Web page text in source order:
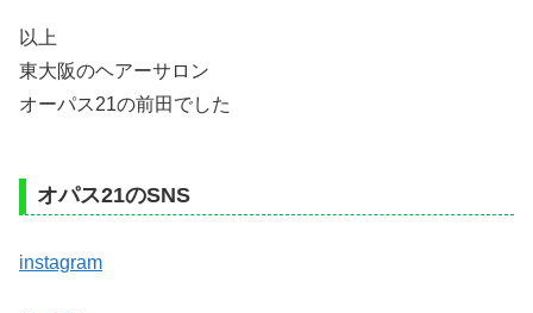
以上
東大阪のヘアーサロン
オーパス21の前田でした
オパス21のSNS
instagram